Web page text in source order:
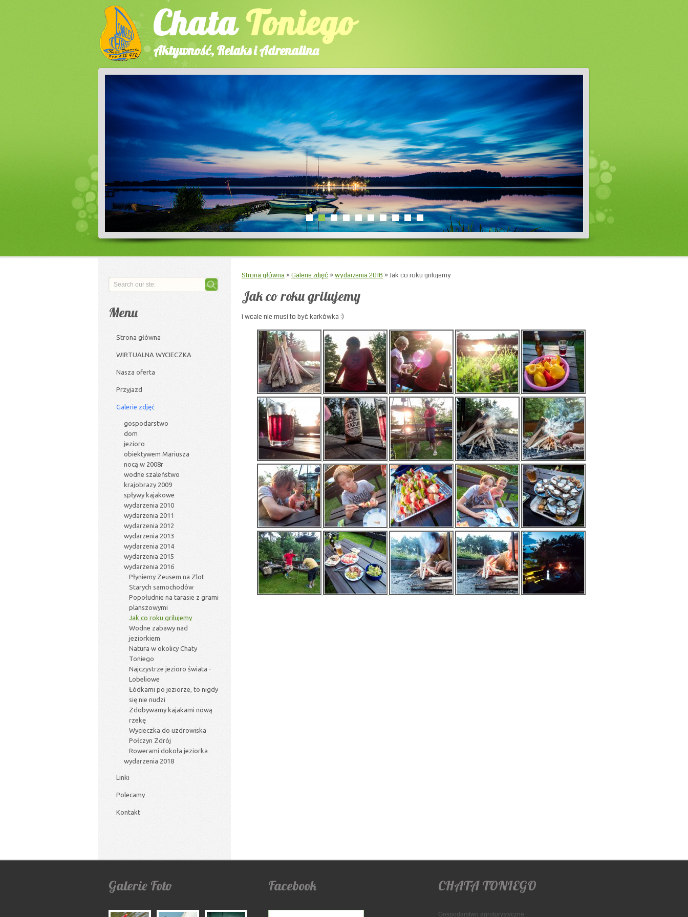
ChataToniego
Aktywność, Relaks i Adrenalina
Strona główna »Galerie zdjęć»wydarzenia 2016 »Jak co roku grilujemy
Jak co roku grilujemy
i wcale nie musi to być karkówka :)
Menu
Strona główna
WIRTUALNA WYCIECZKA
Nasza oferta
Przyjazd
Galerie zdjęć
gospodarstwo
dom
jezioro
obiektywem Mariusza
nocą w 2008r
wodne szaleństwo
krajobrazy 2009
spływy kajakowe
wydarzenia 2010
wydarzenia 2011
wydarzenia 2012
wydarzenia 2013
wydarzenia 2014
wydarzenia 2015
wydarzenia 2016
Płyniemy Zeusem na Zlot
Starych samochodów
Popołudnie na tarasie z grami
planszowymi
Jak co roku grilujemy
Wodne zabawy nad
jeziorkiem
Natura w okolicy Chaty
Toniego
Najczystrze jezioro świata -
Lobeliowe
Łódkami po jeziorze, to nigdy
się nie nudzi
Zdobywamy kajakami nową
rzekę
Wycieczka do uzdrowiska
Połczyn Zdrój
Rowerami dokoła jeziorka
wydarzenia 2018
Linki
Polecamy
Kontakt
Galerie Foto Facebook CHATA TONIEGO
Gospodarstwo agroturystyczne.